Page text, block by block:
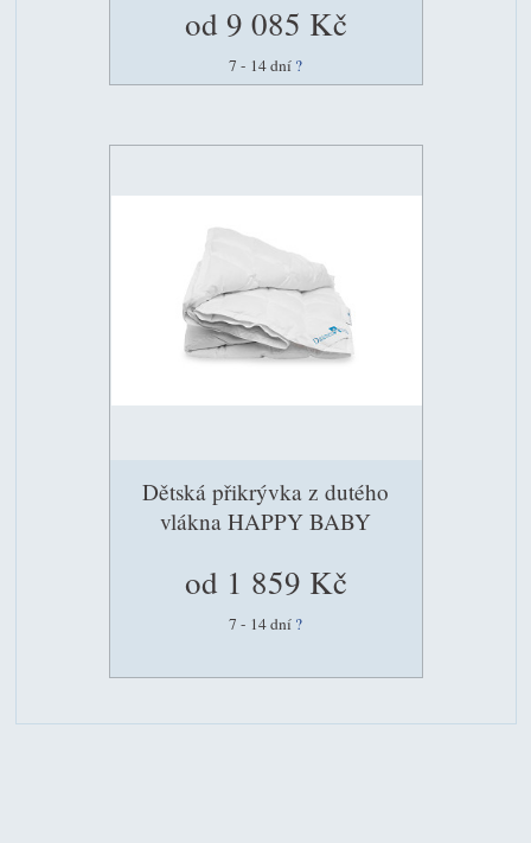
od 9 085 Kč
7 - 14 dní ?
Dětská přikrývka z dutého
vlákna HAPPY BABY
od 1 859 Kč
7 - 14 dní ?